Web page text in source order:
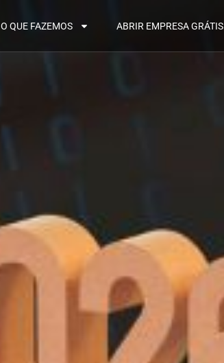
O QUE FAZEMOS ABRIR EMPRESA GRÁTIS